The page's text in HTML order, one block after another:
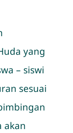
yang
– siswi
sesuai
akan